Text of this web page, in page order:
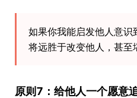
如果你我能启发他人意识
将远胜于改变他人，甚至
原则7：给他人一个愿意